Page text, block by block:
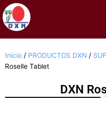
al
contenido
Inicio / PRODUCTOS DXN /
Roselle Tablet
DXN